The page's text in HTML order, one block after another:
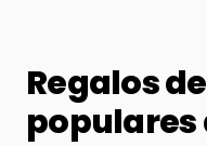
Regalos de